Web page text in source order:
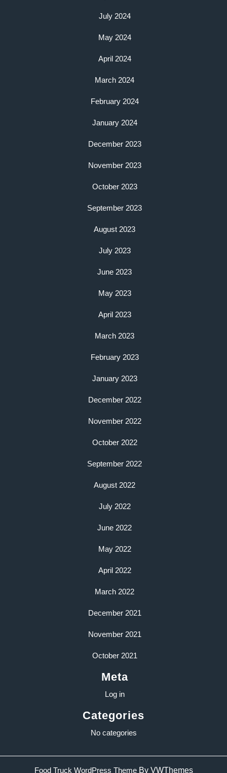
July 2024
May 2024
April 2024
March 2024
February 2024
January 2024
December 2023
November 2023
October 2023
September 2023
August 2023
July 2023
June 2023
May 2023
April 2023
March 2023
February 2023
January 2023
December 2022
November 2022
October 2022
September 2022
August 2022
July 2022
June 2022
May 2022
April 2022
March 2022
December 2021
November 2021
October 2021
Meta
Log in
Categories
No categories
Food Truck WordPress ThemeBy VWThemes